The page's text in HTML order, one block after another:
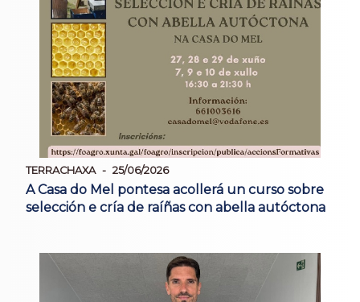
TERRACHAXA 25/06/2026
A Casa do Mel pontesa acollerá un curso sobre
selección e cría de raíñas con abella autóctona